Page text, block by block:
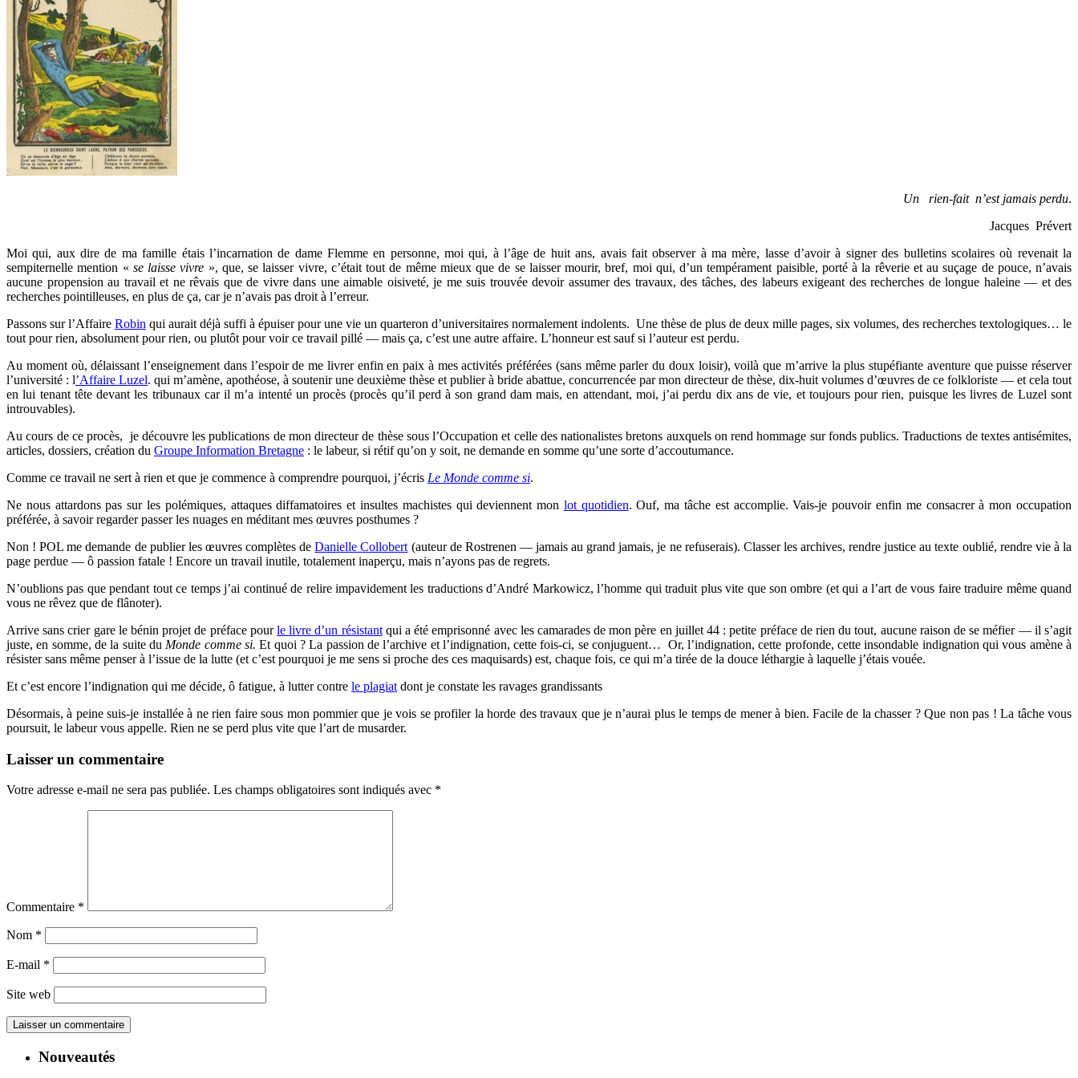
Un rien-fait n’est jamais perdu.
Jacques Prévert
Moi qui, aux dire de ma famille étais l’incarnation de dame Flemme en personne, moi qui, à l’âge de huit ans, avais fait observer à ma mère, lasse d’avoir à signer des bulletins scolaires où revenait la
sempiternelle mention « se laisse vivre », que, se laisser vivre, c’était tout de même mieux que de se laisser mourir, bref, moi qui, d’un tempérament paisible, porté à la rêverie et au suçage de pouce, n’avais
aucune propension au travail et ne rêvais que de vivre dans une aimable oisiveté, je me suis trouvée devoir assumer des travaux, des tâches, des labeurs exigeant des recherches de longue haleine — et des
recherches pointilleuses, en plus de ça, car je n’avais pas droit à l’erreur.
Passons sur l’Affaire Robin qui aurait déjà suffi à épuiser pour une vie un quarteron d’universitaires normalement indolents. Une thèse de plus de deux mille pages, six volumes, des recherches textologiques… le
tout pour rien, absolument pour rien, ou plutôt pour voir ce travail pillé — mais ça, c’est une autre affaire. L’honneur est sauf si l’auteur est perdu.
Au moment où, délaissant l’enseignement dans l’espoir de me livrer enfin en paix à mes activités préférées (sans même parler du doux loisir), voilà que m’arrive la plus stupéfiante aventure que puisse réserver
l’université : l’Affaire Luzel. qui m’amène, apothéose, à soutenir une deuxième thèse et publier à bride abattue, concurrencée par mon directeur de thèse, dix-huit volumes d’œuvres de ce folkloriste — et cela tout
en lui tenant tête devant les tribunaux car il m’a intenté un procès (procès qu’il perd à son grand dam mais, en attendant, moi, j’ai perdu dix ans de vie, et toujours pour rien, puisque les livres de Luzel sont
introuvables).
Au cours de ce procès, je découvre les publications de mon directeur de thèse sous l’Occupation et celle des nationalistes bretons auxquels on rend hommage sur fonds publics. Traductions de textes antisémites,
articles, dossiers, création du Groupe Information Bretagne : le labeur, si rétif qu’on y soit, ne demande en somme qu’une sorte d’accoutumance.
Comme ce travail ne sert à rien et que je commence à comprendre pourquoi, j’écris Le Monde comme si.
Ne nous attardons pas sur les polémiques, attaques diffamatoires et insultes machistes qui deviennent mon lot quotidien. Ouf, ma tâche est accomplie. Vais-je pouvoir enfin me consacrer à mon occupation
préférée, à savoir regarder passer les nuages en méditant mes œuvres posthumes ?
Non ! POL me demande de publier les œuvres complètes deDanielle Collobert (auteur de Rostrenen — jamais au grand jamais, je ne refuserais). Classer les archives, rendre justice au texte oublié, rendre vie à la
page perdue — ô passion fatale ! Encore un travail inutile, totalement inaperçu, mais n’ayons pas de regrets.
N’oublions pas que pendant tout ce temps j’ai continué de relire impavidement les traductions d’André Markowicz, l’homme qui traduit plus vite que son ombre (et qui a l’art de vous faire traduire même quand
vous ne rêvez que de flânoter).
Arrive sans crier gare le bénin projet de préface pourle livre d’un résistantqui a été emprisonné avec les camarades de mon père en juillet 44 : petite préface de rien du tout, aucune raison de se méfier — il s’agit
juste, en somme, de la suite du Monde comme si.Et quoi ? La passion de l’archive et l’indignation, cette fois-ci, se conjuguent… Or, l’indignation, cette profonde, cette insondable indignation qui vous amène à
résister sans même penser à l’issue de la lutte (et c’est pourquoi je me sens si proche des ces maquisards) est, chaque fois, ce qui m’a tirée de la douce léthargie à laquelle j’étais vouée.
Et c’est encore l’indignation qui me décide, ô fatigue, à lutter contre le plagiat dont je constate les ravages grandissants
Désormais, à peine suis-je installée à ne rien faire sous mon pommier que je vois se profiler la horde des travaux que je n’aurai plus le temps de mener à bien. Facile de la chasser ? Que non pas ! La tâche vous
poursuit, le labeur vous appelle. Rien ne se perd plus vite que l’art de musarder.
Laisser un commentaire
Votre adresse e-mail ne sera pas publiée. Les champs obligatoires sont indiqués avec *
Commentaire *
Nom *
E-mail *
Site web
Nouveautés